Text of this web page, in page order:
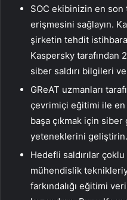
SOC ekibinizin en son
erişmesini sağlayın.
şirketin tehdit
Kaspersky tarafından
siber saldırı bilgileri
GReAT uzmanları
çevrimiçi eğitimi ile
başa çıkmak için
yeteneklerini geliştirin.
Hedefli saldırılar
mühendislik
farkındalığı eğitimi